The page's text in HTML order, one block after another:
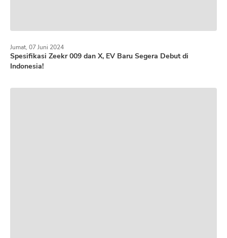
Spesifikasi Zeekr 009 dan X, EV Baru Segera Debut di
Indonesia!
Jumat, 07 Juni 2024